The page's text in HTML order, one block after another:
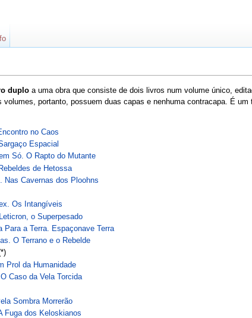
duplo a uma obra que consiste de dois livros num volume único,
volumes, portanto, possuem duas capas e nenhuma contracapa. É um
no Caos
Espacial
Só. O Rapto do Mutante
de Hetossa
Nas Cavernas dos Ploohns
Os Intangíveis
o Superpesado
Para a Terra. Espaçonave Terra
O Terrano e o Rebelde
Prol da Humanidade
Caso da Vela Torcida
Sombra Morrerão
Fuga dos Keloskianos